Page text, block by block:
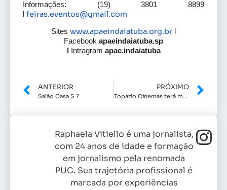
Informações: (19) 3801 8899
feiras.eventos@gmail.com
Sites www.apaeindaiatuba.org.br
Facebook apaeindaiatuba.sp
Intragram apae.indaiatuba
ANTERIOR
Salão Casa S ?
PRÓXIMO
Topázio Cinemas terá mais duas sessões de pré-estreia de Bacurau
Raphaela Vitiello é uma jornalista,
com 24 anos de idade e formação
em jornalismo pela renomada
PUC. Sua trajetória profissional é
marcada por experiências